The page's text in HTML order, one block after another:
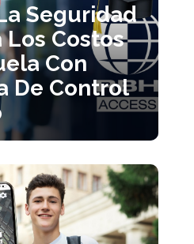
Seguridad
Los Costos
Con
De Control